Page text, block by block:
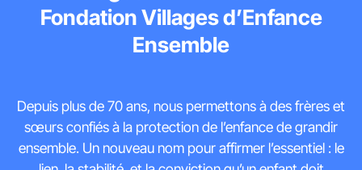
Fondation Villages d’Enfance
Ensemble
Depuis plus de 70 ans, nous permettons à des frères et
sœurs confiés à la protection de lʼenfance de grandir
ensemble. Un nouveau nom pour affirmer lʼessentiel : le